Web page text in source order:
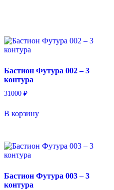
Бастион Футура 002 – 3
контура
31000 ₽
В корзину
Бастион Футура 003 – 3
контура